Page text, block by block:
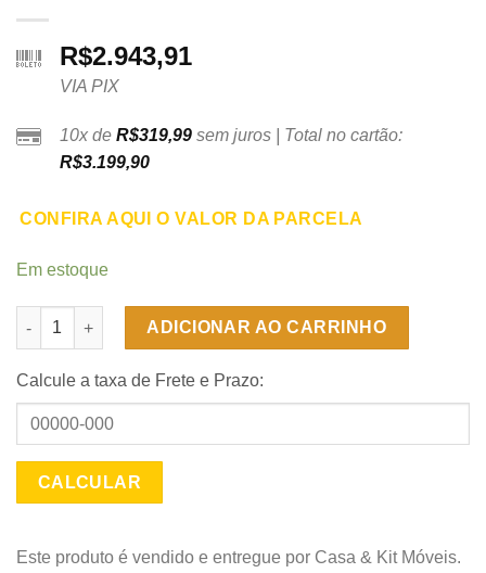
R$2.943,91
VIA PIX
10x de R$319,99 sem juros | Total no cartão:
R$3.199,90
CONFIRA AQUI O VALOR DA PARCELA
Em estoque
Sofá-Cama 2 Lugares Gana 1,80 - Marrom quantidade
ADICIONAR AO CARRINHO
Calcule a taxa de Frete e Prazo:
Este produto é vendido e entregue por Casa & Kit Móveis.